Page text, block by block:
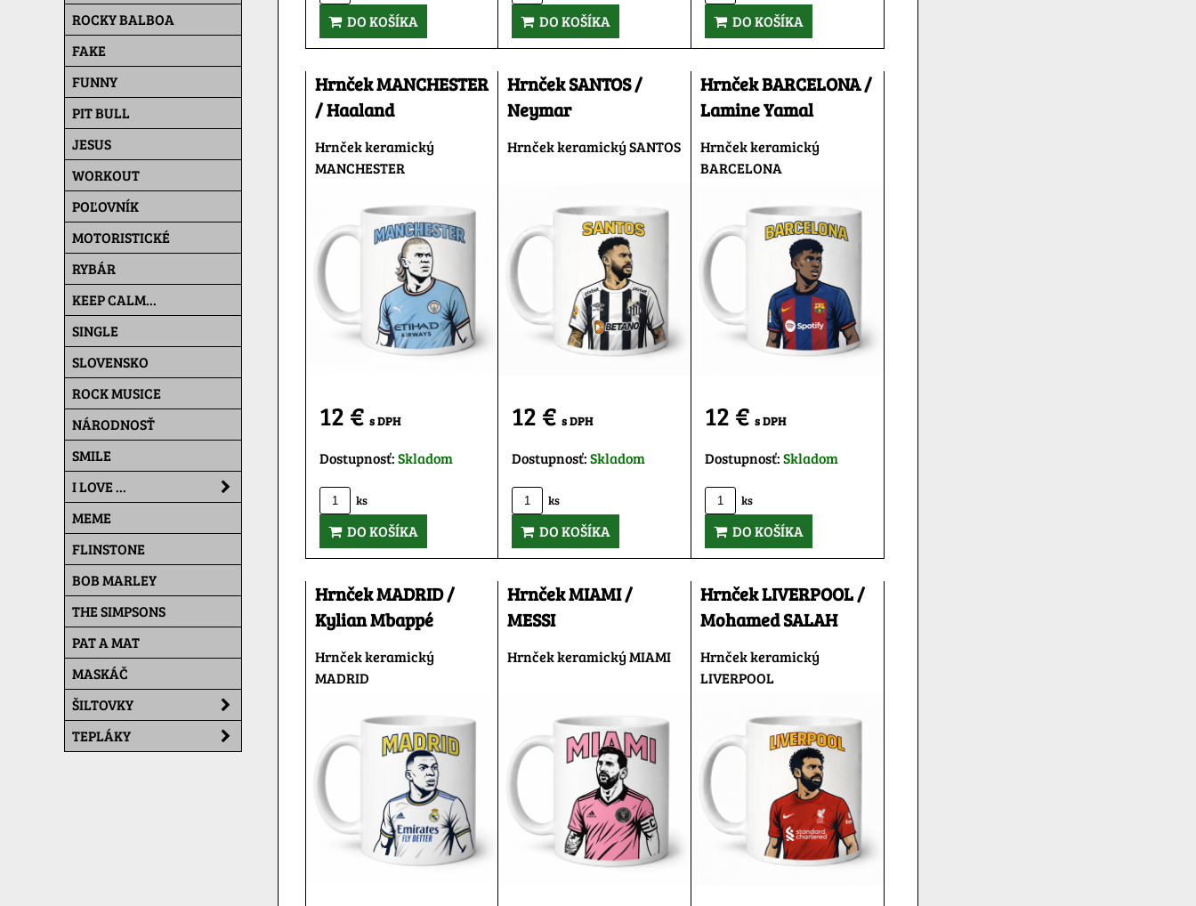
DO KOŠÍKA DO KOŠÍKA DO KOŠÍKA
Hrnček MANCHESTER
/ Haaland
Hrnček keramický
MANCHESTER
12 € s DPH
Dostupnosť:Skladom
ks
DO KOŠÍKA
Hrnček SANTOS /
Neymar
Hrnček keramický SANTOS
12 €s DPH
Dostupnosť:Skladom
ks
DO KOŠÍKA
Hrnček BARCELONA /
Lamine Yamal
Hrnček keramický
BARCELONA
12 €s DPH
Dostupnosť:Skladom
ks
DO KOŠÍKA
Hrnček MADRID /
Kylian Mbappé
Hrnček keramický
MADRID
Hrnček MIAMI /
MESSI
Hrnček keramický MIAMI
Hrnček LIVERPOOL /
Mohamed SALAH
Hrnček keramický
LIVERPOOL
ROCKY BALBOA
FAKE
FUNNY
PIT BULL
JESUS
WORKOUT
POĽOVNÍK
MOTORISTICKÉ
RYBÁR
KEEP CALM...
SINGLE
SLOVENSKO
ROCK MUSICE
NÁRODNOSŤ
SMILE
I LOVE ...
MEME
FLINSTONE
BOB MARLEY
THE SIMPSONS
PAT A MAT
MASKÁČ
ŠILTOVKY
TEPLÁKY